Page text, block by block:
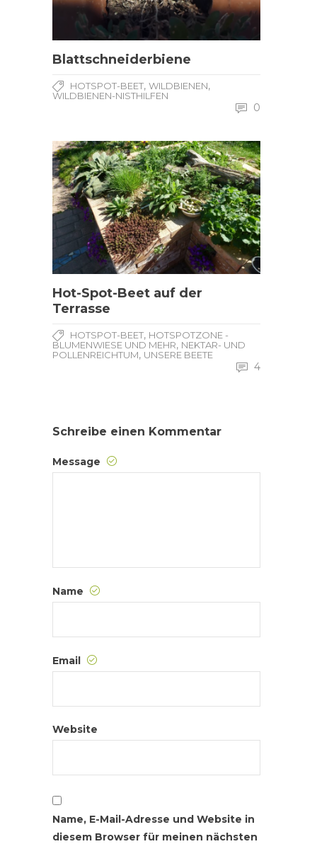
Blattschneiderbiene
HOTSPOT-BEET, WILDBIENEN,
WILDBIENEN-NISTHILFEN
0
Hot-Spot-Beet auf der
Terrasse
HOTSPOT-BEET, HOTSPOTZONE -
BLUMENWIESE UND MEHR, NEKTAR- UND
POLLENREICHTUM, UNSERE BEETE
4
Schreibe einen Kommentar
Message
Name
Email
Website
Name, E-Mail-Adresse und Website in
diesem Browser für meinen nächsten